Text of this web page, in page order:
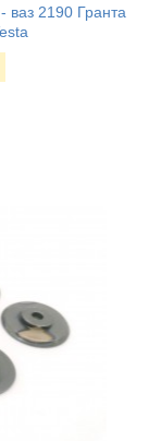
ваз 2190 Гранта